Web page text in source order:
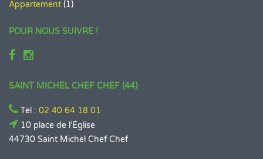
Appartement (1)
POUR NOUS SUIVRE !
SAINT MICHEL CHEF CHEF (44)
Tel : 02 40 64 18 01
10 place de l’Église
44730 Saint Michel Chef Chef